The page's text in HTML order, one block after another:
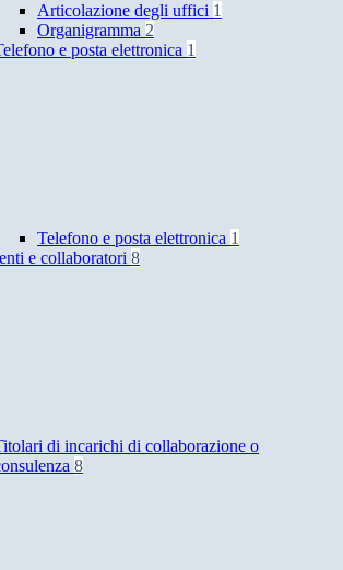
Articolazione degli uffici 1
Organigramma 2
e posta elettronica 1
Telefono e posta elettronica 1
e collaboratori 8
di incarichi di collaborazione o
8